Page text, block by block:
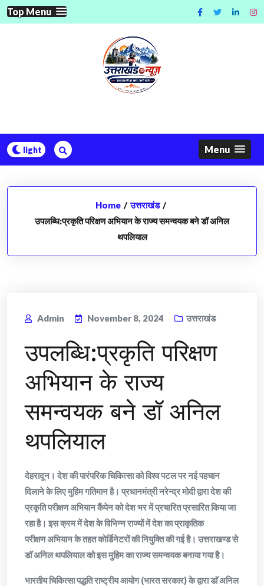
Skip
to
Top Menu
Menu
Home / उत्तराखंड /
उपलब्धि:प्रकृति परिक्षण अभियान के राज्य समन्वयक बने डॉ अनिल
थपलियाल
Admin November 8, 2024 उत्तराखंड
उपलब्धि:प्रकृति परिक्षण
अभियान के राज्य
समन्वयक बने डॉ अनिल
थपलियाल
देहरादून। देश की पारंपरिक चिकित्सा को विश्व पटल पर नई पहचान
दिलाने के लिए मुहिम गतिमान है। प्रधानमंत्री नरेन्द्र मोदी द्वारा देश की
प्रकृति परीक्षण अभियान कैंपेन को देश भर में प्रचारित प्रसारित किया जा
रहा है। इस क्रम में देश के विभिन्न राज्यों में देश का प्राकृतिक
परीक्षण अभियान के तहत कोर्डिनेटरों की नियुक्ति की गई है। उत्तराखण्ड से
डाॅ अनिल थपलियाल को इस मुहिम का राज्य समन्वयक बनाया गया है।
भारतीय चिकित्सा पद्धति राष्ट्रीय आयोग (भारत सरकार) के द्वारा डाॅ अनिल